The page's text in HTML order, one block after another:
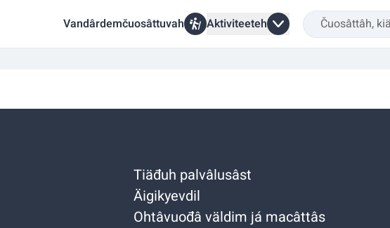
Vandârdemčuosâttuvah Aktiviteeteh
Tiäđuh palvâlusâst
Äigikyevdil
Ohtâvuođâ väldim já macâttâs